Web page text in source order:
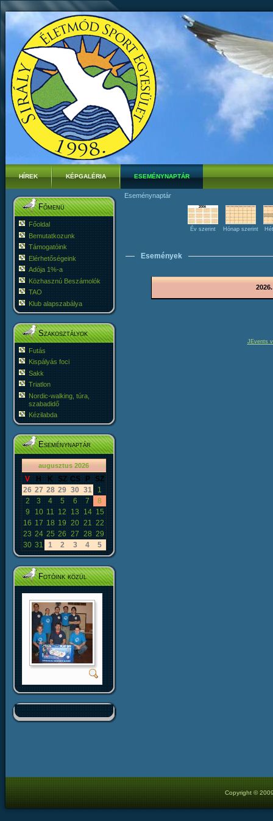
HÍREK KÉPGALÉRIA ESEMÉNYNAPTÁR
Főmenü
Főoldal
Bemutatkozunk
Támogatóink
Elérhetőségeink
Adója 1%-a
Közhasznú Beszámolók
TAO
Klub alapszabálya
Szakosztályok
Futás
Kispályás foci
Sakk
Triatlon
Nordic-walking, túra,
szabadidő
Kézilabda
Eseménynaptár
«< augusztus 2026 >»
V H K SZ CS P
SZ
26 27 28 29 30 31
1
2
3 4 5 6 7
8
9
10 11 12 13 14 15
16 17 18 19 20 21 22
23 24 25 26 27 28 29
30 31 1 2 3 4 5
Fotóink közül
Eseménynaptár
Év szerint Hónap szerint
Események
JEvents
Copyright ©